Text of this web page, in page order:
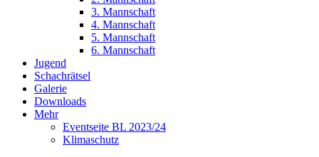
3. Mannschaft
4. Mannschaft
5. Mannschaft
6. Mannschaft
Jugend
Schachrätsel
Galerie
Downloads
Mehr
Eventseite BL 2023/24
Klimaschutz